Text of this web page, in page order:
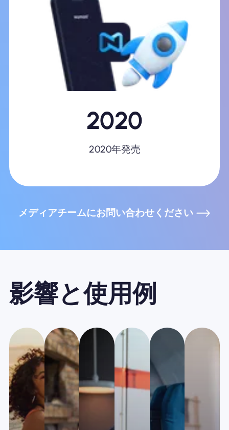
2020
2020年発売
メディアチームにお問い合わせください
影響と使用例